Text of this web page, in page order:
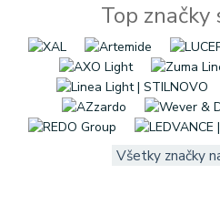
Top
Všetky značky